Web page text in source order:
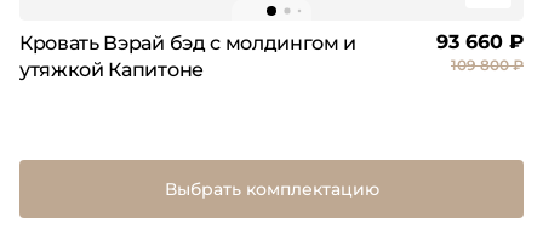
Кровать Вэрай бэд с молдингом и
утяжкой Капитоне
93 660 ₽
109 800 ₽
Выбрать комплектацию